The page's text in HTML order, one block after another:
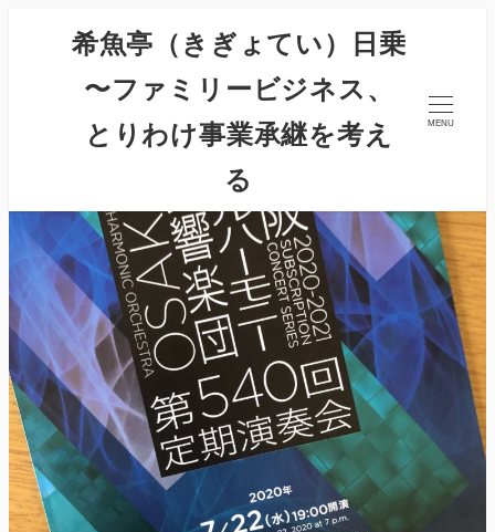
希魚亭（きぎょてい）日乗
〜ファミリービジネス、
とりわけ事業承継を考え
る
MENU